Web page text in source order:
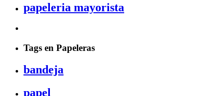
papeleria mayorista
Tags en Papeleras
bandeja
papel